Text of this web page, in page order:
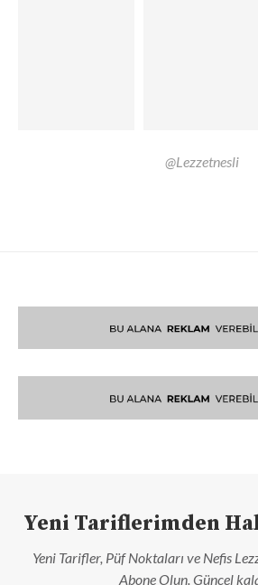
@Lezzetnesli
Yeni Tariflerimden
Yeni Tarifler, Püf Noktaları ve Nefis
Abone Olun. Güncel